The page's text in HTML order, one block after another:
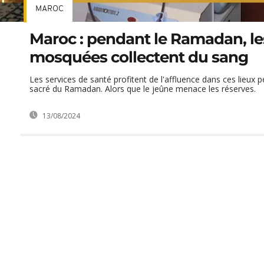
MAROC
Maroc : pendant le Ramadan,
mosquées collectent du sang
Les services de santé profitent de l'affluence dans ces lieux
sacré du Ramadan. Alors que le jeûne menace les réserves.
13/08/2024